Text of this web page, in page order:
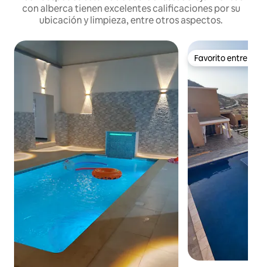
con alberca tienen excelentes calificaciones por su
ubicación y limpieza, entre otros aspectos.
Favorito entre
Favorito entre